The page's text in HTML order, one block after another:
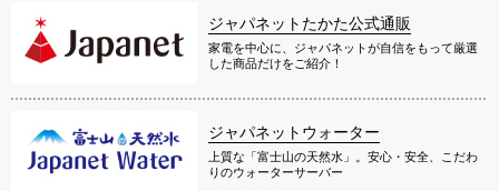
ジャパネットたかた公式通販
家電を中心に、ジャパネットが自信をもって厳選
した商品だけをご紹介！
ジャパネットウォーター
上質な「富士山の天然水」。安心・安全、こだわ
りのウォーターサーバー